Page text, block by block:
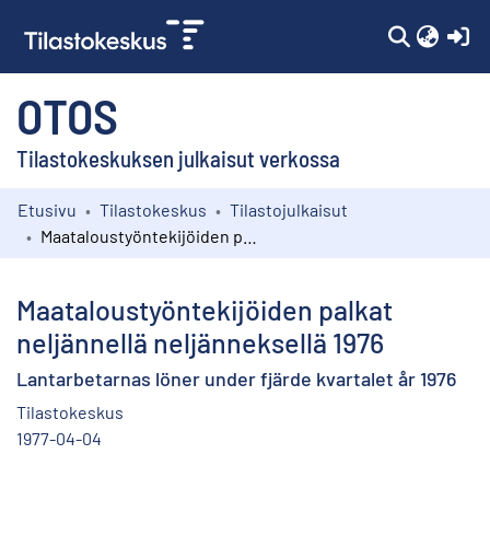
OTOS
Tilastokeskuksen julkaisut verkossa
Kokoelmat
Etusivu Tilastokeskus
Tilastojulkaisut
Maataloustyöntekijöiden palkat
neljännellä neljänneksellä 1976
Lantarbetarnas löner under fjärde kvartalet år 1976
Tilastokeskus
1977-04-04